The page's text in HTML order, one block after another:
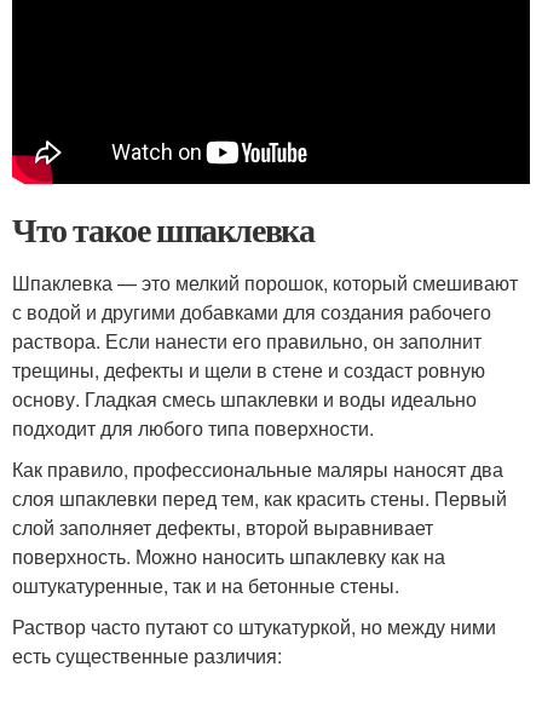
Что такое шпаклевка
Шпаклевка — это мелкий порошок, который смешивают
с водой и другими добавками для создания рабочего
раствора. Если нанести его правильно, он заполнит
трещины, дефекты и щели в стене и создаст ровную
основу. Гладкая смесь шпаклевки и воды идеально
подходит для любого типа поверхности.
Как правило, профессиональные маляры наносят два
слоя шпаклевки перед тем, как красить стены. Первый
слой заполняет дефекты, второй выравнивает
поверхность. Можно наносить шпаклевку как на
оштукатуренные, так и на бетонные стены.
Раствор часто путают со штукатуркой, но между ними
есть существенные различия: